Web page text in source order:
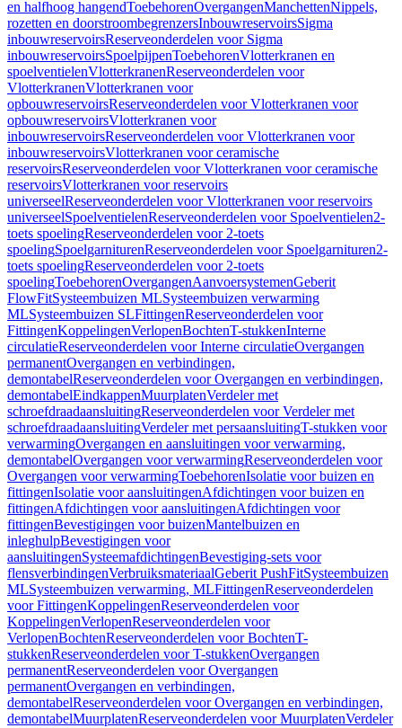
en halfhoog hangendToebehorenOvergangenManchettenNippels,
rozetten en doorstroombegrenzersInbouwreservoirsSigma
inbouwreservoirsReserveonderdelen voor Sigma
inbouwreservoirsSpoelpijpenToebehorenVlotterkranen en
spoelventielenVlotterkranenReserveonderdelen voor
VlotterkranenVlotterkranen voor
opbouwreservoirsReserveonderdelen voor Vlotterkranen voor
opbouwreservoirsVlotterkranen voor
inbouwreservoirsReserveonderdelen voor Vlotterkranen voor
inbouwreservoirsVlotterkranen voor ceramische
reservoirsReserveonderdelen voor Vlotterkranen voor ceramische
reservoirsVlotterkranen voor reservoirs
universeelReserveonderdelen voor Vlotterkranen voor reservoirs
universeelSpoelventielenReserveonderdelen voor Spoelventielen2-
toets spoelingReserveonderdelen voor 2-toets
spoelingSpoelgarniturenReserveonderdelen voor Spoelgarnituren2-
toets spoelingReserveonderdelen voor 2-toets
spoelingToebehorenOvergangenAanvoersystemenGeberit
FlowFitSysteembuizen MLSysteembuizen verwarming
MLSysteembuizen SLFittingenReserveonderdelen voor
FittingenKoppelingenVerlopenBochtenT-stukkenInterne
circulatieReserveonderdelen voor Interne circulatieOvergangen
permanentOvergangen en verbindingen,
demontabelReserveonderdelen voor Overgangen en verbindingen,
demontabelEindkappenMuurplatenVerdeler met
schroefdraadaansluitingReserveonderdelen voor Verdeler met
schroefdraadaansluitingVerdeler met persaansluitingT-stukken voor
verwarmingOvergangen en aansluitingen voor verwarming,
demontabelOvergangen voor verwarmingReserveonderdelen voor
Overgangen voor verwarmingToebehorenIsolatie voor buizen en
fittingenIsolatie voor aansluitingenAfdichtingen voor buizen en
fittingenAfdichtingen voor aansluitingenAfdichtingen voor
fittingenBevestigingen voor buizenMantelbuizen en
inleghulpBevestigingen voor
aansluitingenSysteemafdichtingenBevestiging-sets voor
flensverbindingenVerbruiksmateriaalGeberit PushFitSysteembuizen
MLSysteembuizen verwarming, MLFittingenReserveonderdelen
voor FittingenKoppelingenReserveonderdelen voor
KoppelingenVerlopenReserveonderdelen voor
VerlopenBochtenReserveonderdelen voor BochtenT-
stukkenReserveonderdelen voor T-stukkenOvergangen
permanentReserveonderdelen voor Overgangen
permanentOvergangen en verbindingen,
demontabelReserveonderdelen voor Overgangen en verbindingen,
demontabelMuurplatenReserveonderdelen voor MuurplatenVerdeler